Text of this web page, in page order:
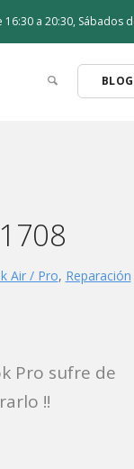
16:30 a 20:30, Sábados
BLOG
Air / Pro, Reparación
Pro sufre de
!!